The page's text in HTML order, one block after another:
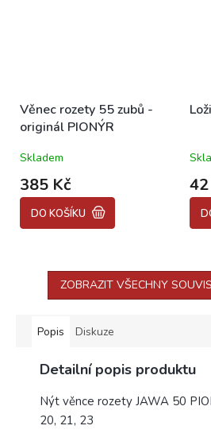
Věnec rozety 55 zubů -
originál PIONÝR
Skladem
385 Kč
DO KOŠÍKU
ZOBRAZIT VŠECHNY
Popis Diskuze
Detailní popis produktu
Nýt věnce rozety JAWA 50
20, 21, 23